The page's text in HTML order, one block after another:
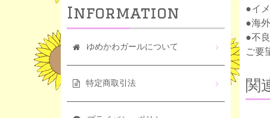
●イ
●海
●不
ご要
関
Information
ゆめかわガールについて
特定商取引法